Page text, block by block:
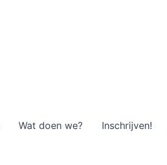
Wat doen we? Inschrijven!